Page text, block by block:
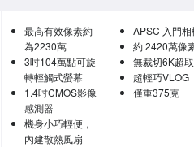
最高有效像素約
為2230萬
3吋104萬點可旋
轉輕觸式螢幕
1.4吋CMOS影像
感測器
機身小巧輕便，
內建散熱風扇
APSC 入門相
約 2420萬像
無裁切6K超
超輕巧VLOG
僅重375克